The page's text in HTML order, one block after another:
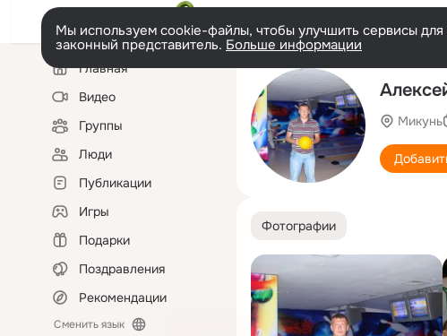
Мы используем cookie-файлы, чтобы улучшить сервисы
законный представитель. Больше информации
Левая
колонкаГлавная
Видео
Группы
Люди
Публикации
Игры
Подарки
Поздравления
Рекомендации
Сменить язык
Микунь
Фотографии